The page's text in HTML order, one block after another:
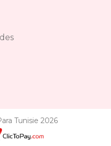
Tunisie 2026